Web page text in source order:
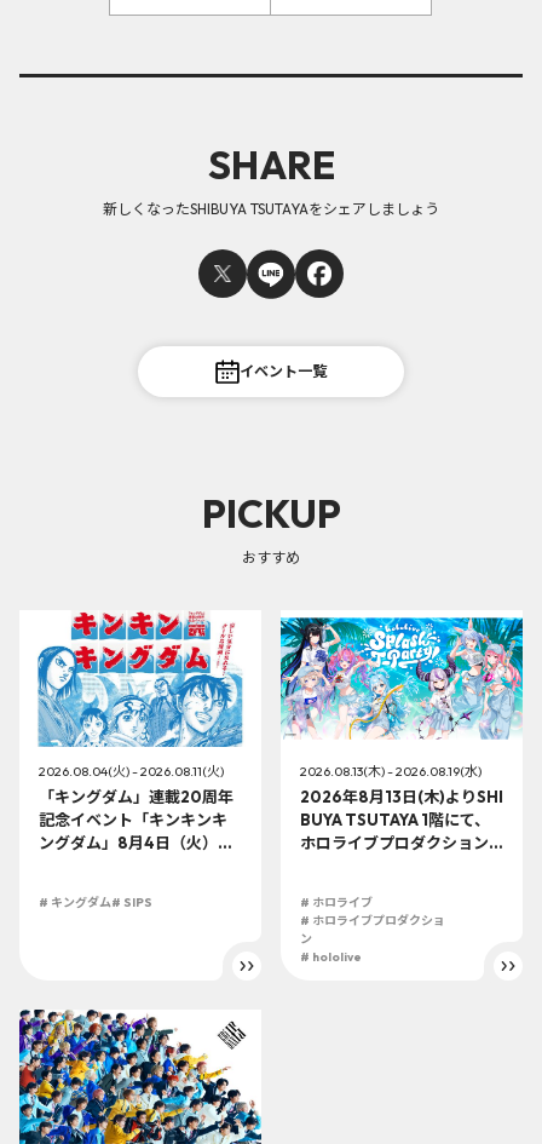
SHARE
新しくなったSHIBUYA TSUTAYAをシェアしましょう
イベント一覧
PICKUP
おすすめ
2026.08.04(火) - 2026.08.11(火)
「キングダム」連載20周年
記念イベント「キンキンキ
ングダム」8月4日（火）よ
# キングダム# SIPS
2026.08.13(木) - 2026.08.19(水)
2026年8月13日(木)よりSHI
BUYA TSUTAYA 1階にて、
ホロライブプロダクション
# ホロライブ
# ホロライブプロダクショ
ン
# hololive